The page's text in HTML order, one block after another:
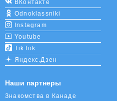
ВКонтакте
Odnoklassniki
Instagram
Youtube
TikTok
Яндекс.Дзен
Наши партнеры
Знакомства в Канаде